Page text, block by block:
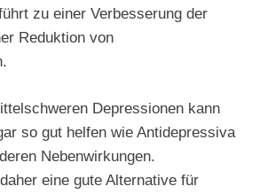
zu einer Verbesserung der
Reduktion von
Depressionen kann
so gut helfen wie Antidepressiva
Nebenwirkungen.
eine gute Alternative für